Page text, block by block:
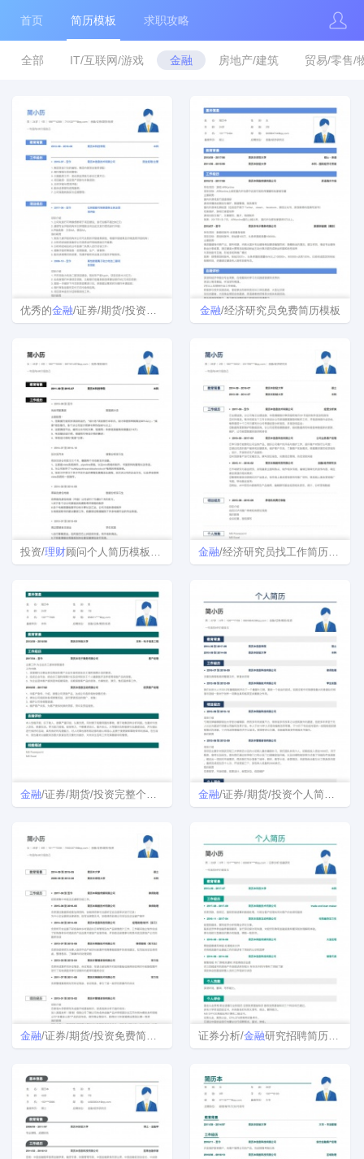
首页 简历模板 求职攻略
全部 IT/互联网/游戏 金融 房地产/建筑 贸易/零售/
优秀的金融/证券/期货/投资简历模板下载word格式 金融/经济研究员免费简历模板
投资/理财顾问个人简历模板下载 金融/经济研究员找工作简历模板下载
金融/证券/期货/投资完整个人简历样本 金融/证券/期货/投资个人简历模板
金融/证券/期货/投资免费简历模板下载 证券分析/金融研究招聘简历模板下载